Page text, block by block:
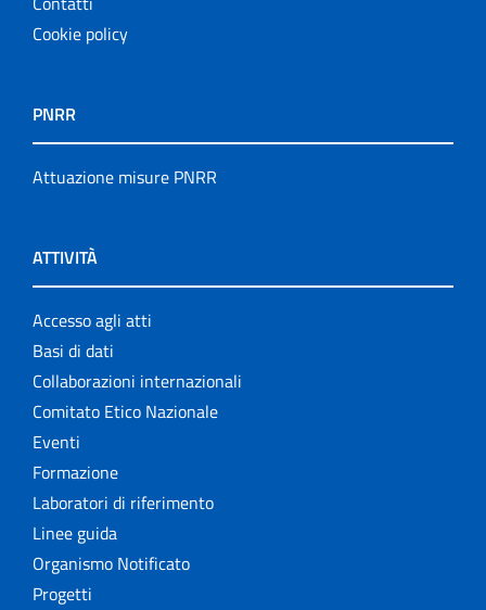
Cookie policy
PNRR
Attuazione misure PNRR
ATTIVITÀ
Accesso agli atti
Basi di dati
Collaborazioni internazionali
Comitato Etico Nazionale
Eventi
Formazione
Laboratori di riferimento
Linee guida
Organismo Notificato
Progetti